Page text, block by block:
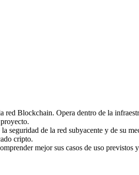
Blockchain. Opera dentro de la
seguridad de la red subyacente y de su
cripto.
mejor sus casos de uso previstos